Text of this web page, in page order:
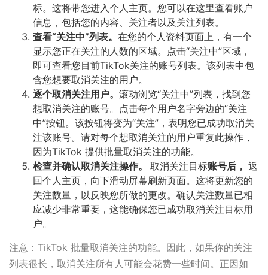
标。这将带您进入个人主页。您可以在这里查看账户
信息，包括您的内容、关注者以及关注列表。
查看“关注中”列表。 在您的个人资料页面上，有一个
显示您正在关注的人数的区域。点击“关注中”区域，
即可查看您目前TikTok关注的账号列表。该列表中包
含您想要取消关注的用户。
逐个取消关注用户。 滚动浏览“关注中”列表，找到您
想取消关注的账号。点击每个用户名字旁边的“关注
中”按钮。该按钮将变为“关注”，表明您已成功取消关
注该账号。请对每个想取消关注的用户重复此操作，
因为TikTok 提供批量取消关注的功能。
检查并确认取消关注操作。 取消关注目标账号后， 返
回个人主页，向下滑动屏幕刷新页面。这将更新您的
关注数量，以反映您所做的更改。确认关注数量已相
应减少非常重要，这能确保您已成功取消关注目标用
户。
注意：TikTok 批量取消关注的功能。因此，如果你的关注
列表很长，取消关注所有人可能会花费一些时间。正因如